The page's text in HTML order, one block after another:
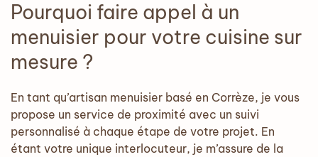
Pourquoi faire appel à un
menuisier pour votre cuisine sur
mesure ?
En tant qu’artisan menuisier basé en Corrèze, je vous
propose un service de proximité avec un suivi
personnalisé à chaque étape de votre projet. En
étant votre unique interlocuteur, je m’assure de la